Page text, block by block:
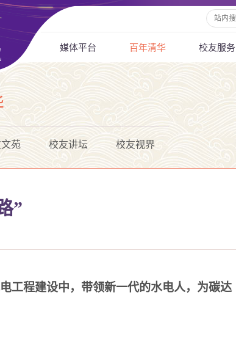
媒体平台 百年清华 校友服务
苑 校友讲坛 校友视界
”
工程建设中，带领新一代的水电人，为碳达